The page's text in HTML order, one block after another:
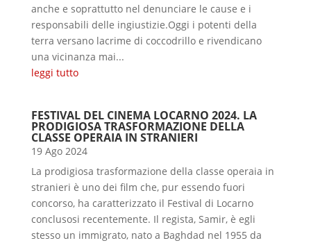
anche e soprattutto nel denunciare le cause e i
responsabili delle ingiustizie.Oggi i potenti della
terra versano lacrime di coccodrillo e rivendicano
una vicinanza mai...
leggi tutto
FESTIVAL DEL CINEMA LOCARNO 2024. LA
PRODIGIOSA TRASFORMAZIONE DELLA
CLASSE OPERAIA IN STRANIERI
19 Ago 2024
La prodigiosa trasformazione della classe operaia in
stranieri è uno dei film che, pur essendo fuori
concorso, ha caratterizzato il Festival di Locarno
conclusosi recentemente. Il regista, Samir, è egli
stesso un immigrato, nato a Baghdad nel 1955 da